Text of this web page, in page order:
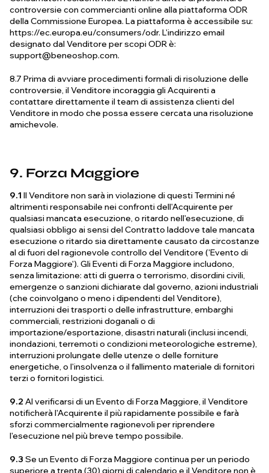
controversie con commercianti online alla piattaforma ODR
della Commissione Europea. La piattaforma è accessibile su:
https://ec.europa.eu/consumers/odr. L'indirizzo email
designato dal Venditore per scopi ODR è:
support@beneoshop.com.
8.7 Prima di avviare procedimenti formali di risoluzione delle
controversie, il Venditore incoraggia gli Acquirenti a
contattare direttamente il team di assistenza clienti del
Venditore in modo che possa essere cercata una risoluzione
amichevole.
9. Forza Maggiore
9.1 Il Venditore non sarà in violazione di questi Termini né
altrimenti responsabile nei confronti dell'Acquirente per
qualsiasi mancata esecuzione, o ritardo nell'esecuzione, di
qualsiasi obbligo ai sensi del Contratto laddove tale mancata
esecuzione o ritardo sia direttamente causato da circostanze
al di fuori del ragionevole controllo del Venditore ('Evento di
Forza Maggiore'). Gli Eventi di Forza Maggiore includono,
senza limitazione: atti di guerra o terrorismo, disordini civili,
emergenze o sanzioni dichiarate dal governo, azioni industriali
(che coinvolgano o meno i dipendenti del Venditore),
interruzioni dei trasporti o delle infrastrutture, embarghi
commerciali, restrizioni doganali o di
importazione/esportazione, disastri naturali (inclusi incendi,
inondazioni, terremoti o condizioni meteorologiche estreme),
interruzioni prolungate delle utenze o delle forniture
energetiche, o l'insolvenza o il fallimento materiale di fornitori
terzi o fornitori logistici.
9.2 Al verificarsi di un Evento di Forza Maggiore, il Venditore
notificherà l'Acquirente il più rapidamente possibile e farà
sforzi commercialmente ragionevoli per riprendere
l'esecuzione nel più breve tempo possibile.
9.3 Se un Evento di Forza Maggiore continua per un periodo
superiore a trenta (30) giorni di calendario e il Venditore non è